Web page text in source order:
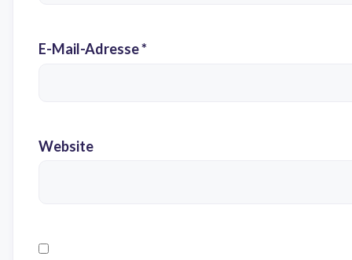
E-Mail-Adresse*
Website